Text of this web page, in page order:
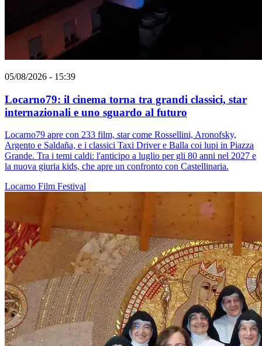
05/08/2026 - 15:39
Locarno79: il cinema torna tra grandi classici, star
internazionali e uno sguardo al futuro
Locarno79 apre con 233 film, star come Rossellini, Aronofsky,
Argento e Saldaña, e i classici Taxi Driver e Balla coi lupi in Piazza
Grande. Tra i temi caldi: l'anticipo a luglio per gli 80 anni nel 2027 e
la nuova giuria kids, che apre un confronto con Castellinaria.
Locarno Film Festival